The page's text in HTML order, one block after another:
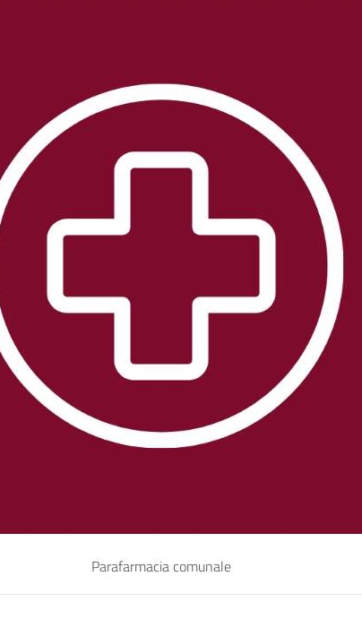
Parafarmacia comunale